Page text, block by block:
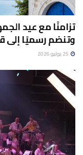
تزامنًا مع عيد
وتنضم رسميًا إلى